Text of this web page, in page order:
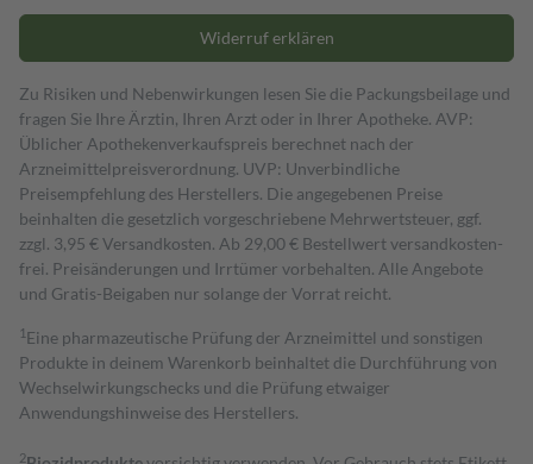
Widerruf erklären
Zu Risiken und Nebenwirkungen lesen Sie die Packungsbeilage und
fragen Sie Ihre Ärztin, Ihren Arzt oder in Ihrer Apotheke. AVP:
Üblicher Apothekenverkaufspreis berechnet nach der
Arzneimittelpreisverordnung. UVP: Unverbindliche
Preisempfehlung des Herstellers. Die angegebenen Preise
beinhalten die gesetzlich vorgeschriebene Mehrwertsteuer, ggf.
zzgl. 3,95 € Versandkosten. Ab 29,00 € Bestell­wert versand­kosten­
frei. Preisänderungen und Irrtümer vorbehalten. Alle Angebote
und Gratis-Beigaben nur solange der Vorrat reicht.
1 Eine pharmazeutische Prüfung der Arzneimittel und sonstigen
Produkte in deinem Warenkorb beinhaltet die Durchführung von
Wechselwirkungschecks und die Prüfung etwaiger
Anwendungshinweise des Herstellers.
2